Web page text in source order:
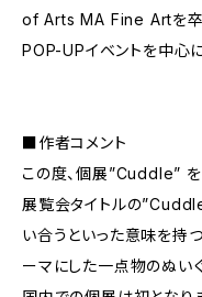
of Arts MA Fine Artを卒
POP-UPイベントを中心
■作者コメント
この度、個展”Cuddle” を
展覧会タイトルの
い合うといった意味を持
ーマにした一点物のぬい